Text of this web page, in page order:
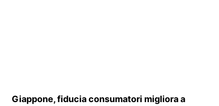
Giappone, fiducia consumatori migliora a